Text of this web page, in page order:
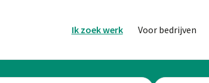
Ik zoek werk Voor bedrijven